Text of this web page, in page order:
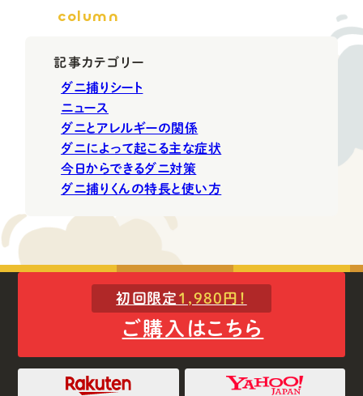
column
記事カテゴリー
ダニ捕りシート
ニュース
ダニとアレルギーの関係
ダニによって起こる主な症状
今日からできるダニ対策
ダニ捕りくんの特長と使い方
初回限定 1,980円！
ご購入はこちら